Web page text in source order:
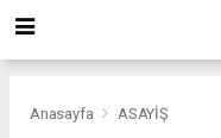
Anasayfa ASAYİŞ